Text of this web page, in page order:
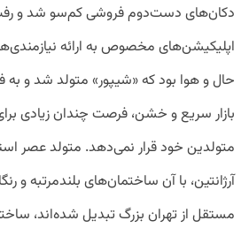
دکان‌های دست‌دوم فروشی کم‌سو شد و
اپلیکیشن‌های مخصوص به ارائه
حال و هوا بود که «شیپور» متولد شد و
بازار سریع و خشن، فرصت چندان زیادی
متولدین خود قرار نمی‌دهد. متولد عصر
آرژانتین، با آن ساختمان‌های بلندمرتبه و
مستقل از تهران بزرگ تبدیل شده‌اند،